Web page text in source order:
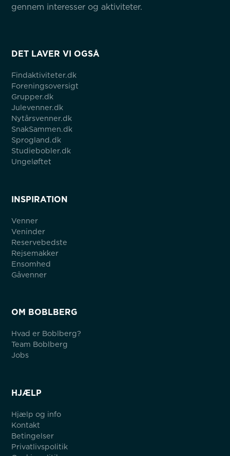
gennem interesser og aktiviteter.
DET LAVER VI OGSÅ
Findaktiviteter.dk
Foreningsoversigt
Grupper.dk
Julevenner.dk
Nytårsvenner.dk
SnakSammen.dk
Sprogland.dk
Studiebobler.dk
Ungeløftet
INSPIRATION
Venner
Veninder
Reservebedste
Rejsemakker
Ensomhed
Gåvenner
OM BOBLBERG
Hvad er Boblberg?
Team Boblberg
Jobs
HJÆLP
Hjælp og info
Kontakt
Betingelser
Privatlivspolitik